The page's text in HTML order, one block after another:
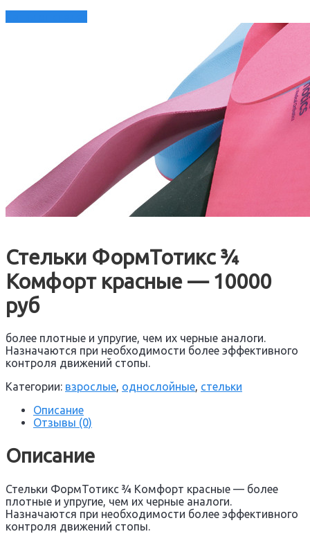
Стельки ФормТотикс ¾
Комфорт красные — 10000
руб
более плотные и упругие, чем их черные аналоги.
Назначаются при необходимости более эффективного
контроля движений стопы.
Категории: взрослые, однослойные, стельки
Описание
Отзывы (0)
Описание
Стельки ФормТотикс ¾ Комфорт красные — более
плотные и упругие, чем их черные аналоги.
Назначаются при необходимости более эффективного
контроля движений стопы.